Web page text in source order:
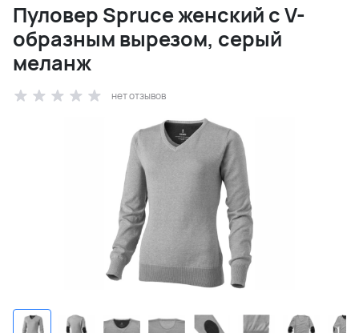
Пуловер Spruce женский с V-
образным вырезом, серый
меланж
нет отзывов